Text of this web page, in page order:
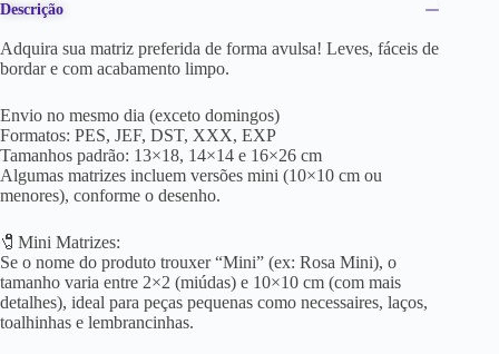
Descrição
Adquira sua matriz preferida de forma avulsa! Leves, fáceis de
bordar e com acabamento limpo.
Envio no mesmo dia (exceto domingos)
Formatos: PES, JEF, DST, XXX, EXP
Tamanhos padrão: 13×18, 14×14 e 16×26 cm
Algumas matrizes incluem versões mini (10×10 cm ou
menores), conforme o desenho.
🧷Mini Matrizes:
Se o nome do produto trouxer “Mini” (ex: Rosa Mini), o
tamanho varia entre 2×2 (miúdas) e 10×10 cm (com mais
detalhes), ideal para peças pequenas como necessaires, laços,
toalhinhas e lembrancinhas.